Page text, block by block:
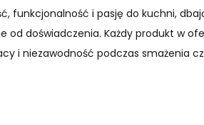
funkcjonalność i pasję do kuchni,
od doświadczenia. Każdy produkt w
i niezawodność podczas smażenia